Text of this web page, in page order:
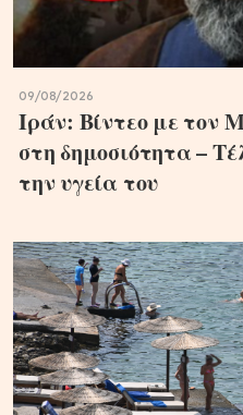
09/08/2026
Ιράν: Βίντεο με τον
στη δημοσιότητα –
την υγεία του